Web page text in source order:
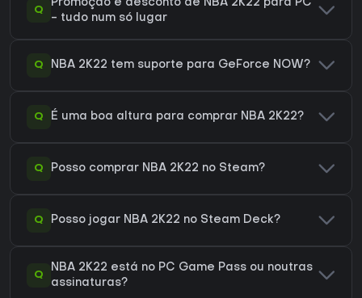
Q
Promoção e desconto de NBA 2K22 para PC
- tudo num só lugar
Q NBA 2K22 tem suporte para GeForce NOW?
Q É uma boa altura para comprar NBA 2K22?
Q Posso comprar NBA 2K22 no Steam?
Q Posso jogar NBA 2K22 no Steam Deck?
Q
NBA 2K22 está no PC Game Pass ou noutras
assinaturas?